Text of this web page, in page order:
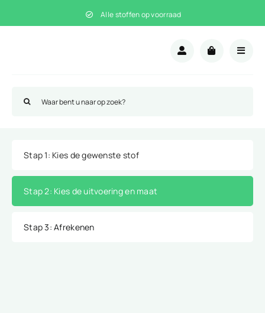
naar
Alle stoffen op voorraad
naar:
Stap 1: Kies de gewenste stof
Stap 2: Kies de uitvoering en maat
Stap 3: Afrekenen